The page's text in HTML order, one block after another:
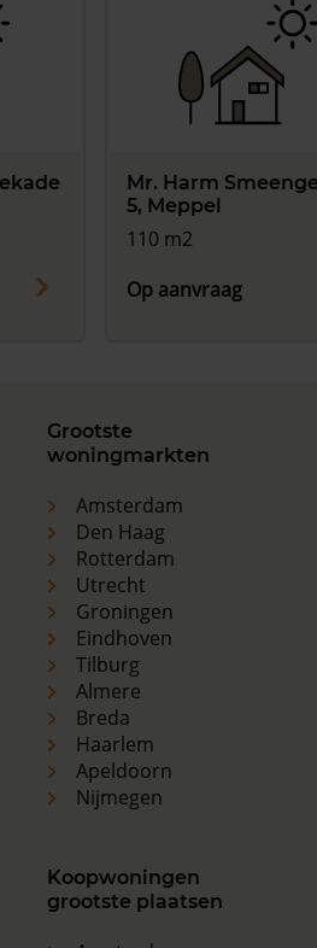
Mr. Harm
5, Meppel
110 m2
Op aanvraag
Grootste
woningmarkten
Amsterdam
Den Haag
Rotterdam
Utrecht
Groningen
Eindhoven
Tilburg
Almere
Breda
Haarlem
Apeldoorn
Nijmegen
Koopwoningen
grootste plaatsen